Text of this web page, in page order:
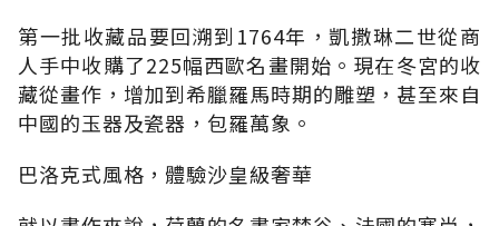
第一批收藏品要回溯到1764年，凱撒琳二世從商
人手中收購了225幅西歐名畫開始。現在冬宮的收
藏從畫作，增加到希臘羅馬時期的雕塑，甚至來自
中國的玉器及瓷器，包羅萬象。
巴洛克式風格，體驗沙皇級奢華